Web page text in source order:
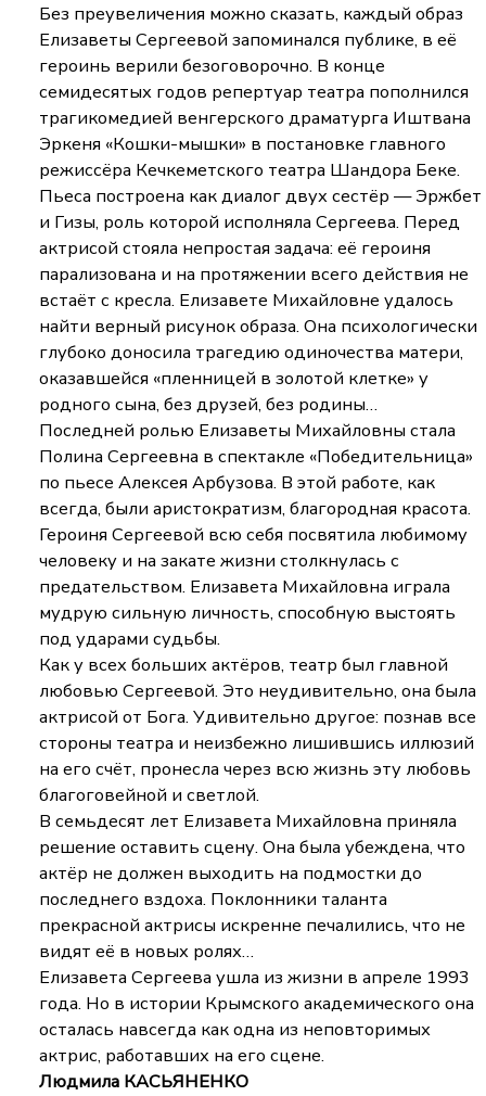
Без преувеличения можно сказать, каждый образ
Елизаветы Сергеевой запоминался публике, в её
героинь верили безоговорочно. В конце
семидесятых годов репертуар театра пополнился
трагикомедией венгерского драматурга Иштвана
Эркеня «Кошки-мышки» в постановке главного
режиссёра Кечкеметского театра Шандора Беке.
Пьеса построена как диалог двух сестёр — Эржбет
и Гизы, роль которой исполняла Сергеева. Перед
актрисой стояла непростая задача: её героиня
парализована и на протяжении всего действия не
встаёт с кресла. Елизавете Михайловне удалось
найти верный рисунок образа. Она психологически
глубоко доносила трагедию одиночества матери,
оказавшейся «пленницей в золотой клетке» у
родного сына, без друзей, без родины…
Последней ролью Елизаветы Михайловны стала
Полина Сергеевна в спектакле «Победительница»
по пьесе Алексея Арбузова. В этой работе, как
всегда, были аристократизм, благородная красота.
Героиня Сергеевой всю себя посвятила любимому
человеку и на закате жизни столкнулась с
предательством. Елизавета Михайловна играла
мудрую сильную личность, способную выстоять
под ударами судьбы.
Как у всех больших актёров, театр был главной
любовью Сергеевой. Это неудивительно, она была
актрисой от Бога. Удивительно другое: познав все
стороны театра и неизбежно лишившись иллюзий
на его счёт, пронесла через всю жизнь эту любовь
благоговейной и светлой.
В семьдесят лет Елизавета Михайловна приняла
решение оставить сцену. Она была убеждена, что
актёр не должен выходить на подмостки до
последнего вздоха. Поклонники таланта
прекрасной актрисы искренне печалились, что не
видят её в новых ролях…
Елизавета Сергеева ушла из жизни в апреле 1993
года. Но в истории Крымского академического она
осталась навсегда как одна из неповторимых
актрис, работавших на его сцене.
Людмила КАСЬЯНЕНКО